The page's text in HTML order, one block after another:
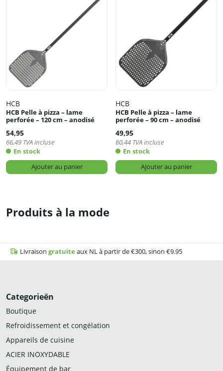
HCB
HCB Pelle à pizza – lame
perforée – 120 cm – anodisé
54,95
66,49 TVA incluse
En stock
Ajouter au panier
HCB
HCB Pelle à pizza – lame
perforée – 90 cm – anodisé
49,95
60,44 TVA incluse
En stock
Ajouter au panier
Produits à la mode
Livraison gratuite aux NL à partir de €300, sinon €9.95
Categorieën
Boutique
Refroidissement et congélation
Appareils de cuisine
ACIER INOXYDABLE
Équipement de bar